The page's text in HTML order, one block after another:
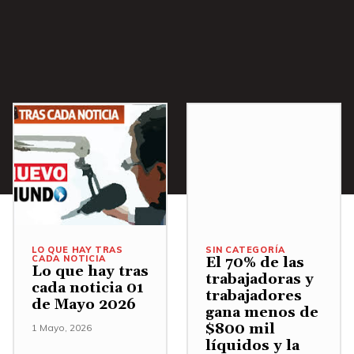
a
a
u
m
e
LO QUE HAY TRAS
CADA NOTICIA
Lo que hay tras
cada noticia 01
de Mayo 2026
1 Mayo, 2026
SIN CATEGORÍA
El 70% de las
trabajadoras y
trabajadores
gana menos de
$800 mil
líquidos y la